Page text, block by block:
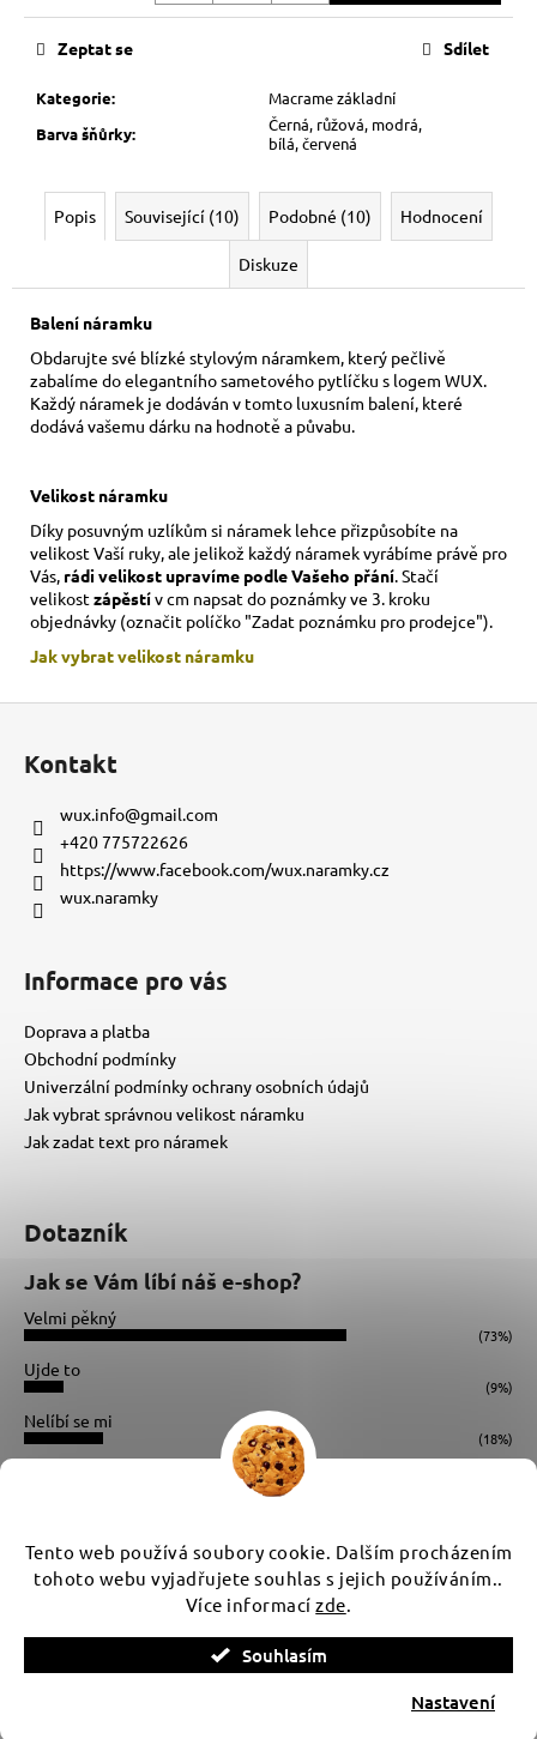
Tento web používá soubory cookie. Dalším procházením
tohoto webu vyjadřujete souhlas s jejich používáním..
Více informacízde.
Souhlasím
Nastavení
Kategorie:
Macrame základní
Barva šňůrky:
Černá, růžová, modrá,
bílá, červená
Zeptat se Sdílet
Popis Související (10) Podobné (10) Hodnocení
Diskuze
Balení náramku
Obdarujte své blízké stylovým náramkem, který pečlivě
zabalíme do elegantního sametového pytlíčku s logem WUX.
Každý náramek je dodáván v tomto luxusním balení, které
dodává vašemu dárku na hodnotě a půvabu.
Velikost náramku
Díky posuvným uzlíkům si náramek lehce přizpůsobíte na
velikost Vaší ruky, ale jelikož každý náramek vyrábíme právě pro
Vás, rádi velikost upravíme podle Vašeho přání . Stačí
velikostzápěstív cm napsat do poznámky ve 3. kroku
objednávky (označit políčko "Zadat poznámku pro prodejce").
Jak vybrat velikost náramku
Kontakt
wux.info@gmail.com
+420 775722626
https://www.facebook.com/wux.naramky.cz
wux.naramky
Informace pro vás
Doprava a platba
Obchodní podmínky
Univerzální podmínky ochrany osobních údajů
Jak vybrat správnou velikost náramku
Jak zadat text pro náramek
Dotazník
Jak se Vám líbí náš e-shop?
Velmi pěkný
(73%)
Ujde to
(9%)
Nelíbí se mi
(18%)
Instagram
WUX. Všechna práva vyhrazena.